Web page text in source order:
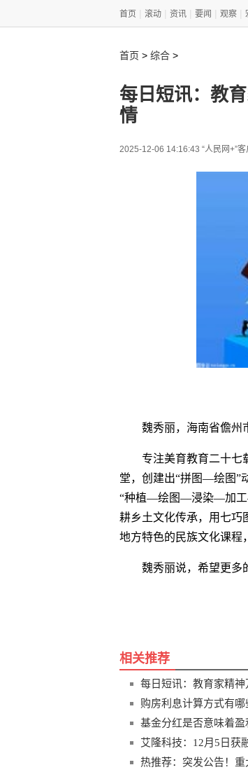
首页 滚动 资讯 要闻 观察
首页 > 综合 >
每日短讯：教
情
2025-12-06 14:16:43 “人民网+”客
魏秀丽，海南省儋州
专注美育教育二十七
堂，创建出“拼图—绘图”
“种植—绘图—浸染—加工
耕乡土文化传承，用七巧
地方特色的民族文化课程
魏秀丽说，希望更多
相关推荐
每日短讯：教育家精
购房利息计算方式有哪
基金分红是否意味着盈
艾隆科技：12月5日获
热推荐：突发公告！重